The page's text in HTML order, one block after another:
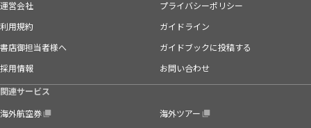
運営会社
プライバシーポリシー
利用規約
ガイドライン
書店御担当者様へ
ガイドブックに投稿する
採用情報
お問い合わせ
関連サービス
海外航空券
海外ツアー